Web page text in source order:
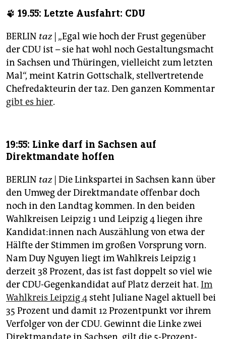
🐾 19.55: Letzte Ausfahrt: CDU
BERLIN taz| „Egal wie hoch der Frust gegenüber
der CDU ist – sie hat wohl noch Gestaltungsmacht
in Sachsen und Thüringen, vielleicht zum letzten
Mal“, meint Katrin Gottschalk, stellvertretende
Chefredakteurin der taz. Den ganzen Kommentar
gibt es hier.
19:55: Linke darf in Sachsen auf
Direktmandate hoffen
BERLIN taz| Die Linkspartei in Sachsen kann über
den Umweg der Direktmandate offenbar doch
noch in den Landtag kommen. In den beiden
Wahlkreisen Leipzig 1 und Leipzig 4 liegen ihre
Kan­di­da­t:in­nen nach Auszählung von etwa der
Hälfte der Stimmen im großen Vorsprung vorn.
Nam Duy Nguyen liegt im Wahlkreis Leipzig 1
derzeit 38 Prozent, das ist fast doppelt so viel wie
der CDU-Gegenkandidat auf Platz derzeit hat. Im
Wahlkreis Leipzig 4 steht Juliane Nagel aktuell bei
35 Prozent und damit 12 Prozentpunkt vor ihrem
Verfolger von der CDU. Gewinnt die Linke zwei